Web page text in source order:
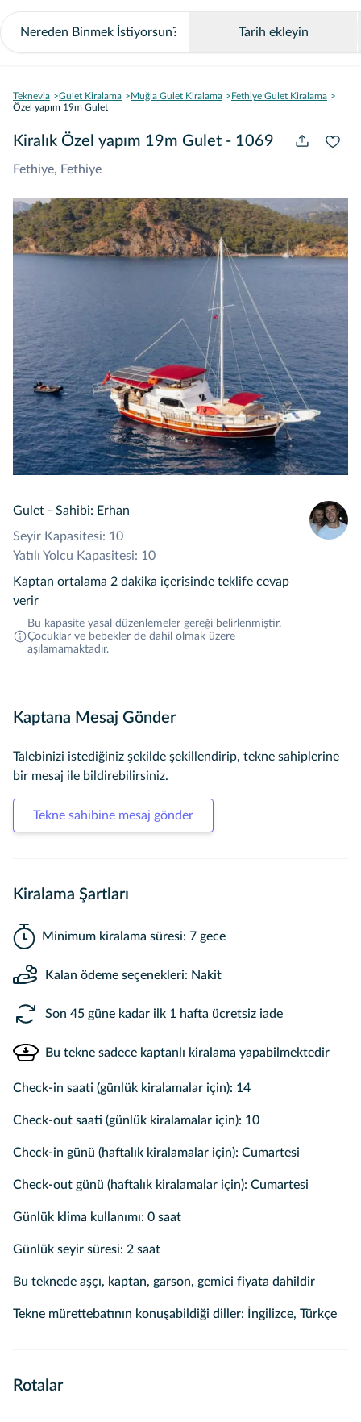
Tarih ekleyin
Teknevia Gulet Kiralama Muğla Gulet Kiralama
Fethiye Gulet Kiralama
Özel yapım 19m Gulet
Kiralık Özel yapım 19m Gulet - 1069
Fethiye, Fethiye
Gulet - Sahibi: Erhan
Seyir Kapasitesi: 10
Yatılı Yolcu Kapasitesi: 10
Kaptan ortalama 2 dakika içerisinde teklife cevap
verir
Bu kapasite yasal düzenlemeler gereği belirlenmiştir.
Çocuklar ve bebekler de dahil olmak üzere
aşılamamaktadır.
Kaptana Mesaj Gönder
Talebinizi istediğiniz şekilde şekillendirip, tekne sahiplerine
bir mesaj ile bildirebilirsiniz.
Tekne sahibine mesaj gönder
Kiralama Şartları
Minimum kiralama süresi: 7 gece
Kalan ödeme seçenekleri: Nakit
Son 45 güne kadar ilk 1 hafta ücretsiz iade
Bu tekne sadece kaptanlı kiralama yapabilmektedir
Check-in saati (günlük kiralamalar için): 14
Check-out saati (günlük kiralamalar için): 10
Check-in günü (haftalık kiralamalar için): Cumartesi
Check-out günü (haftalık kiralamalar için): Cumartesi
Günlük klima kullanımı: 0 saat
Günlük seyir süresi: 2 saat
Bu teknede aşçı, kaptan, garson, gemici fiyata dahildir
Tekne mürettebatının konuşabildiği diller: İngilizce, Türkçe
Rotalar